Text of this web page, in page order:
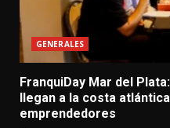
GENERALES
FranquiDay Mar del
llegan a la costa
emprendedores